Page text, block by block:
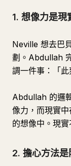
1. 想像力是現
Neville 想去巴
劃。Abdullah
調一件事：「此
Abdullah 的邏
像力，而現實
的想像中。現
2. 擔心方法是